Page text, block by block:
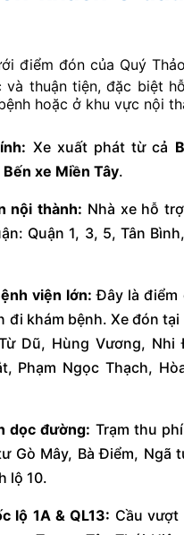
điểm đón của Quý
và thuận tiện, đặc biệt
hoặc ở khu vực nội
Xe xuất phát từ cả
Bến xe Miền Tây.
nội thành: Nhà xe hỗ
Quận 1, 3, 5, Tân
viện lớn: Đây là điểm
đi khám bệnh. Xe đón tại
Dũ, Hùng Vương, Nhi
Phạm Ngọc Thạch,
dọc đường: Trạm thu
Gò Mây, Bà Điểm, Ngã
lộ 10.
lộ 1A & QL13: Cầu vượt